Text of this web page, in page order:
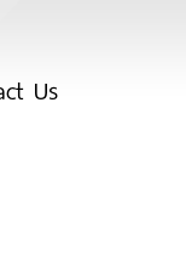
Us